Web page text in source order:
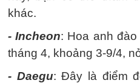
khác.
- Incheon: Hoa anh
tháng 4, khoảng 3-9/4,
- Daegu: Đây là điểm